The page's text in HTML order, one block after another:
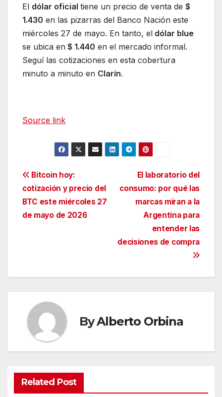
El dólar oficial tiene un precio de venta de $
1.430 en las pizarras del Banco Nación este
miércoles 27 de mayo. En tanto, el dólar blue
se ubica en $ 1.440 en el mercado informal.
Seguí las cotizaciones en esta cobertura
minuto a minuto en Clarín.
Source link
Navegación
de
entradas
El laboratorio del
consumo: por qué las
marcas miran a la
Argentina para
entender las
decisiones de compra
Bitcoin hoy:
cotización y precio del
BTC este miércoles 27
de mayo de 2026
ByAlberto Orbina
Related Post